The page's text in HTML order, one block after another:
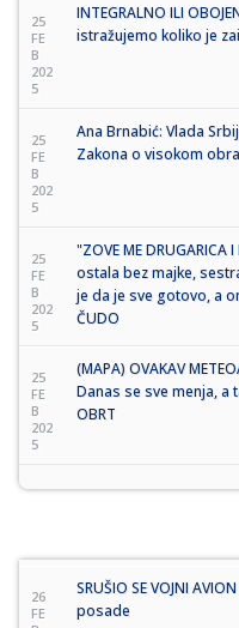
25
FE
B
202
5
INTEGRALNO ILI
istražujemo koliko je
25
FE
B
202
5
Ana Brnabić: Vlada
Zakona o visokom
25
FE
B
202
5
"ZOVE ME DRUGARICA
ostala bez majke,
je da je sve gotovo, a
ČUDO
25
FE
B
202
5
(MAPA) OVAKAV
Danas se sve menja, a
OBRT
26
FE
SRUŠIO SE VOJNI
posade